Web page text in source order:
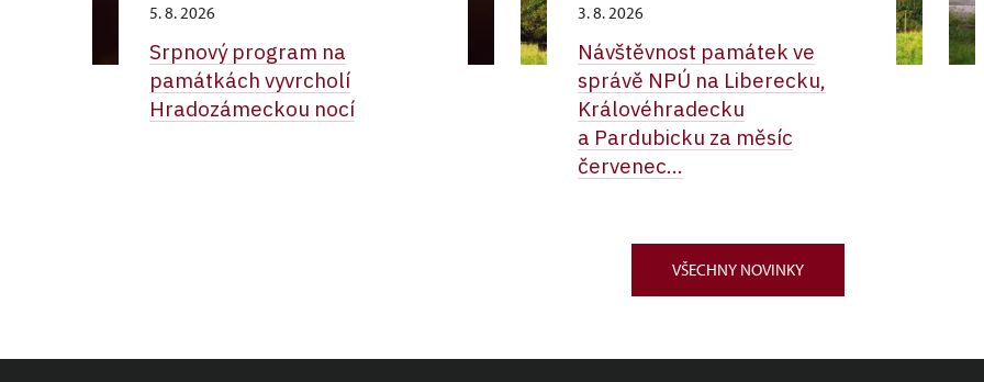
5. 8. 2026
Srpnový program na
památkách vyvrcholí
Hradozámeckou nocí
3. 8. 2026
Návštěvnost památek ve
správě NPÚ na Liberecku,
Královéhradecku
a Pardubicku za měsíc
červenec...
VŠECHNY NOVINKY